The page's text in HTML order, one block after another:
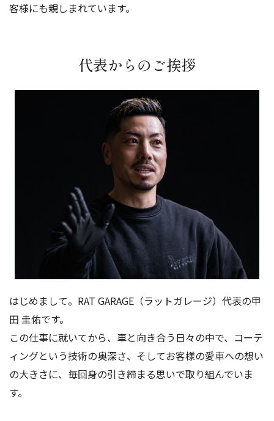
客様にも親しまれています。
代表からのご挨拶
はじめまして。RAT GARAGE（ラットガレージ）代表の甲
田 圭佑です。
この仕事に就いてから、車と向き合う日々の中で、コーテ
ィングという技術の奥深さ、そしてお客様の愛車への想い
の大きさに、毎回身の引き締まる思いで取り組んでいま
す。